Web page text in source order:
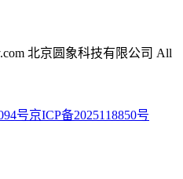
北京圆象科技有限公司 All
号京ICP备2025118850号